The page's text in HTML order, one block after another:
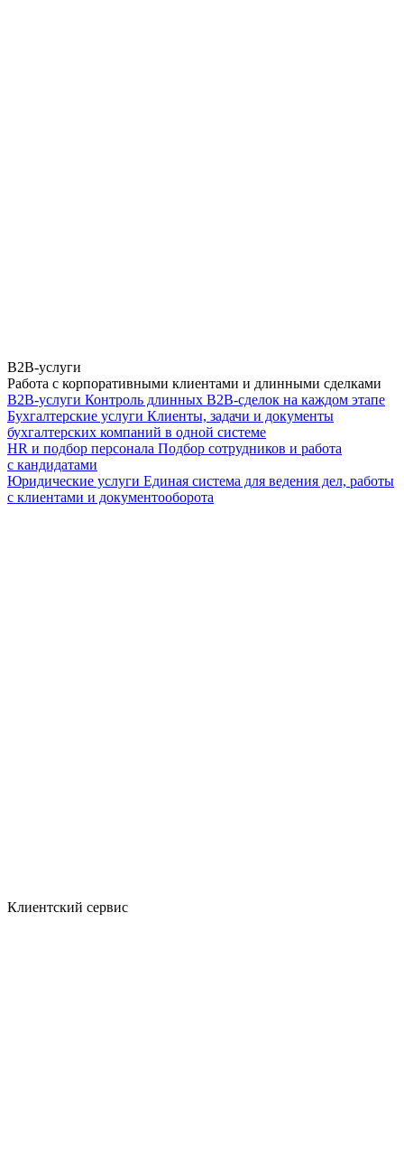
B2B-услуги
Работа с корпоративными клиентами и длинными сделками
B2B-услуги Контроль длинных B2B-сделок на каждом этапе
Бухгалтерские услуги Клиенты, задачи и документы
бухгалтерских компаний в одной системе
HR и подбор персонала Подбор сотрудников и работа
с кандидатами
Юридические услуги Единая система для ведения дел, работы
с клиентами и документооборота
Клиентский сервис